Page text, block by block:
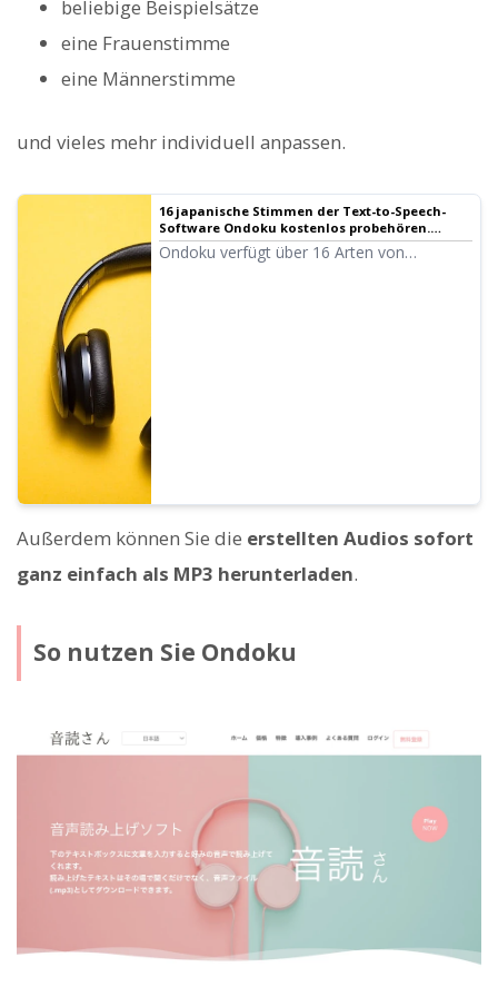
beliebige Beispielsätze
eine Frauenstimme
eine Männerstimme
und vieles mehr individuell anpassen.
16 japanische Stimmen der Text-to-Speech-
Software Ondoku kostenlos probehören.
Eindruck durch Tonhöhenänderung anpassen
Ondoku verfügt über 16 Arten von
Außerdem können Sie die erstellten Audios sofort
ganz einfach als MP3 herunterladen.
So nutzen Sie Ondoku